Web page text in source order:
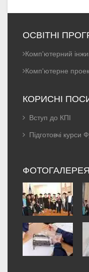
ОСВІТНІ
Комп'ютерний
Комп'ютерне
КОРИСНІ
Вступ до КПІ
Підготовчі курси
ФОТОГАЛЕРЕЯ